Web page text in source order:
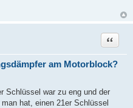
am Motorblock?
Zitat
Schlüssel war zu eng und der
hat, einen 21er Schlüssel